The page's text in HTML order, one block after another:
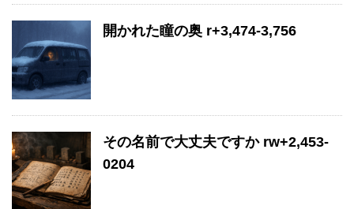
開かれた瞳の奥 r+3,474-3,756
その名前で大丈夫ですか rw+2,453-
0204